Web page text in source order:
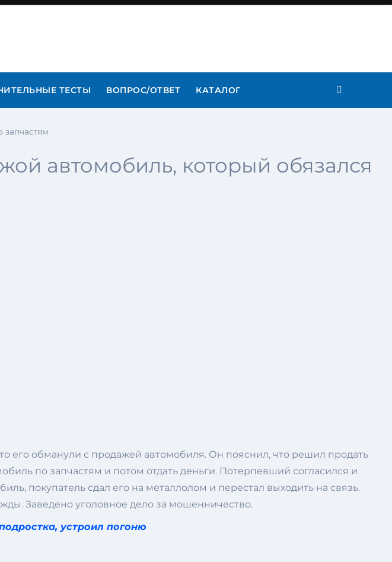
ТЕСТЫ ВОПРОС/ОТВЕТ КАТАЛОГ
запчастям
автомобиль, который обязался
его обманули с продажей автомобиля. Он пояснил, что решил продать
по запчастям и потом отдать деньги. Потерпевший согласился и
покупатель сдал его на металлолом и перестал выходить на связь.
Заведено уголовное дело за мошенничество.
устроил погоню